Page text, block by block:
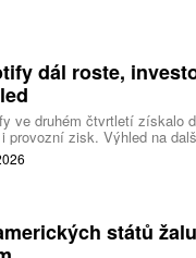
dál roste,
ve druhém čtvrtletí získalo
provozní zisk. Výhled na
a ukázal, že další růst
nové služby a umělou
států